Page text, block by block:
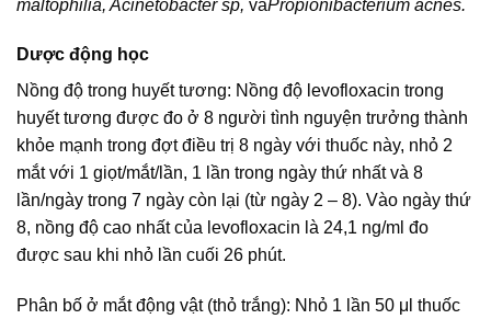
maltophilia, Acinetobacter sp, vàPropionibacterium acnes.
Dược động học
Nồng độ trong huyết tương: Nồng độ levofloxacin trong
huyết tương được đo ở 8 người tình nguyện trưởng thành
khỏe mạnh trong đợt điều trị 8 ngày với thuốc này, nhỏ 2
mắt với 1 giọt/mắt/lần, 1 lần trong ngày thứ nhất và 8
lần/ngày trong 7 ngày còn lại (từ ngày 2 – 8). Vào ngày thứ
8, nồng độ cao nhất của levofloxacin là 24,1 ng/ml đo
được sau khi nhỏ lần cuối 26 phút.
Phân bố ở mắt động vật (thỏ trắng): Nhỏ 1 lần 50 μl thuốc